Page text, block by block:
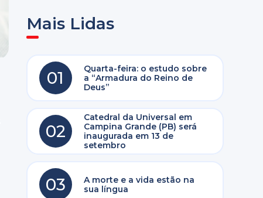
Mais Lidas
01
Quarta-feira: o estudo sobre
a “Armadura do Reino de
Deus”
02
Catedral da Universal em
Campina Grande (PB) será
inaugurada em 13 de
setembro
03
A morte e a vida estão na
sua língua